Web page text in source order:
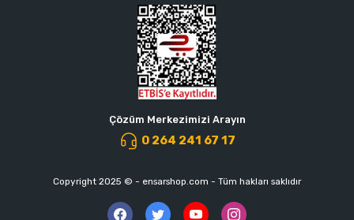
Çözüm Merkezimizi Arayın
0 264 241 67 17
Copyright 2025 © - ensarshop.com - Tüm hakları saklıdır